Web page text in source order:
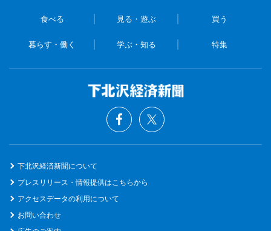
食べる 見る・遊ぶ 買う
暮らす・働く 学ぶ・知る 特集
下北沢経済新聞について
プレスリリース・情報提供はこちらから
アクセスデータの利用について
お問い合わせ